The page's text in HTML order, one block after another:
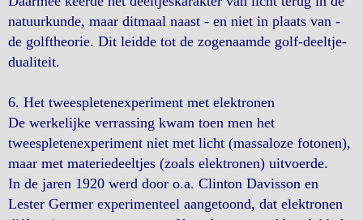
natuurkunde, maar ditmaal naast - en niet in plaats van -
de golftheorie. Dit leidde tot de zogenaamde golf-deeltje-
dualiteit.
6. Het tweespletenexperiment met elektronen
De werkelijke verrassing kwam toen men het
tweespletenexperiment niet met licht (massaloze fotonen),
maar met materiedeeltjes (zoals elektronen) uitvoerde.
In de jaren 1920 werd door o.a. Clinton Davisson en
Lester Germer experimenteel aangetoond, dat elektronen